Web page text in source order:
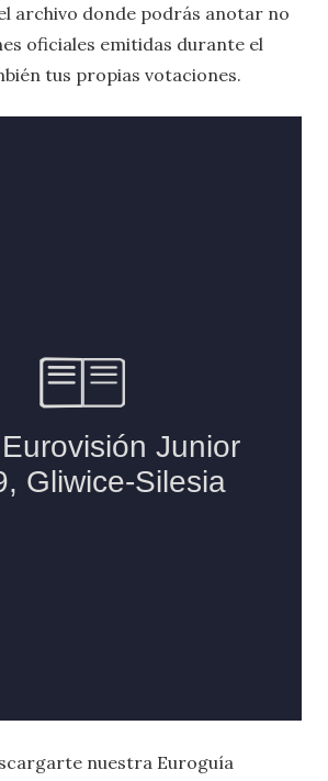
archivo donde podrás anotar no
oficiales emitidas durante el
tus propias votaciones.
nuestra Euroguía